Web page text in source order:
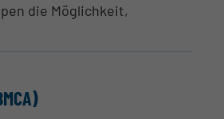
die Möglichkeit,